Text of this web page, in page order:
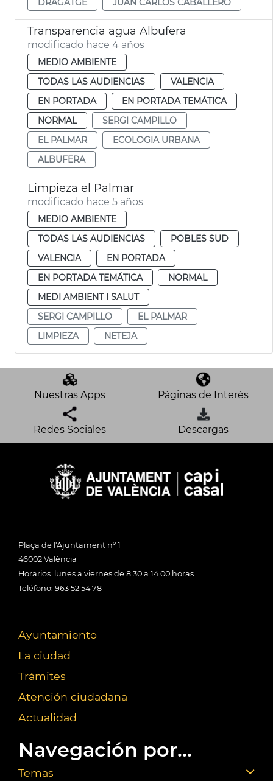
Transparencia agua Albufera
modificado hace 4 años
MEDIO AMBIENTE
TODAS LAS AUDIENCIAS
VALENCIA
EN PORTADA
EN PORTADA TEMÁTICA
NORMAL
SERGI CAMPILLO
EL PALMAR
ECOLOGIA URBANA
ALBUFERA
Limpieza el Palmar
modificado hace 5 años
MEDIO AMBIENTE
TODAS LAS AUDIENCIAS
POBLES SUD
VALENCIA
EN PORTADA
EN PORTADA TEMÁTICA
NORMAL
MEDI AMBIENT I SALUT
SERGI CAMPILLO
EL PALMAR
LIMPIEZA
NETEJA
Nuestras Apps Páginas de Interés
Redes Sociales Descargas
Plaça de l'Ajuntament nº 1
46002 València
Horarios: lunes a viernes de 8:30 a 14:00 horas
Teléfono: 963 52 54 78
Ayuntamiento
La ciudad
Trámites
Atención ciudadana
Actualidad
Navegación por...
Temas